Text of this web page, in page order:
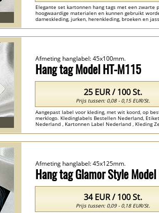
Elegante set kartonnen hang tags met een zwarte
hoogwaardige materialen en kunnen gebruikt
dameskleding, jurken, herenkleding, broeken en
Nederland , Etiketten Voor Kleding Nederland ...
Hang tag Model HT-M115
Afmeting hanglabel: 45x100mm.
Aangepast label voor kleding, met wit koord, op
merklogo. Kledinglabels Bestellen Nederland,
Nederland , Kartonnen Label Nederland , Kleding
25 EUR / 100 St.
Prijs tussen: 0,08 - 0,15 EUR/St.
Hang tag Glamor Style
Afmeting hanglabel: 45x125mm.
34 EUR / 100 St.
Prijs tussen: 0,09 - 0,18 EUR/St.